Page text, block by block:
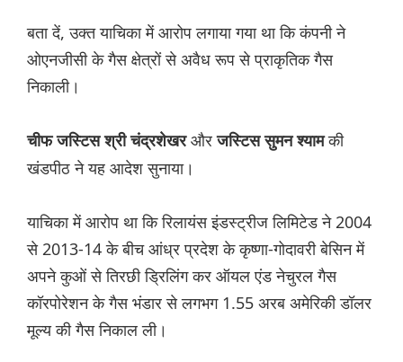
बता दें, उक्त याचिका में आरोप लगाया गया था कि कंपनी ने
ओएनजीसी के गैस क्षेत्रों से अवैध रूप से प्राकृतिक गैस
निकाली।
चीफ जस्टिस श्री चंद्रशेखरऔरजस्टिस सुमन श्यामकी
खंडपीठ ने यह आदेश सुनाया।
याचिका में आरोप था कि रिलायंस इंडस्ट्रीज लिमिटेड ने 2004
से 2013-14 के बीच आंध्र प्रदेश के कृष्णा-गोदावरी बेसिन में
अपने कुओं से तिरछी ड्रिलिंग कर ऑयल एंड नेचुरल गैस
कॉरपोरेशन के गैस भंडार से लगभग 1.55 अरब अमेरिकी डॉलर
मूल्य की गैस निकाल ली।